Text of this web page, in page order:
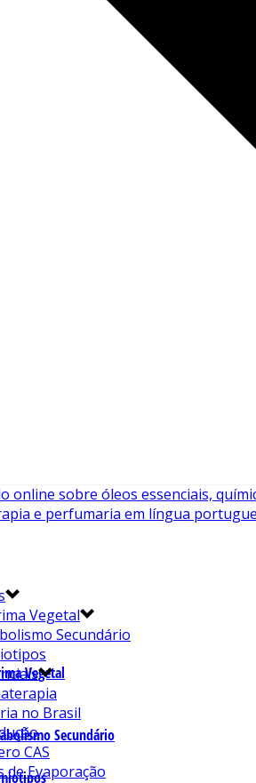
Vegetal
Secundário
Vegetal
Secundário
no Brasil
CAS
de Evaporação